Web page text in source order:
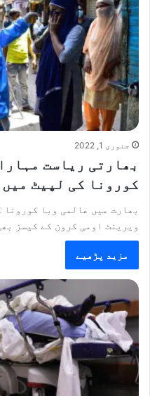
جنوری 1, 2022
بھارتی ریاست
کورونا کی لپیٹ
بھارت میں عالمی وبا
ویرینٹ اومی کرون کے کیسز
مزید پڑھیے